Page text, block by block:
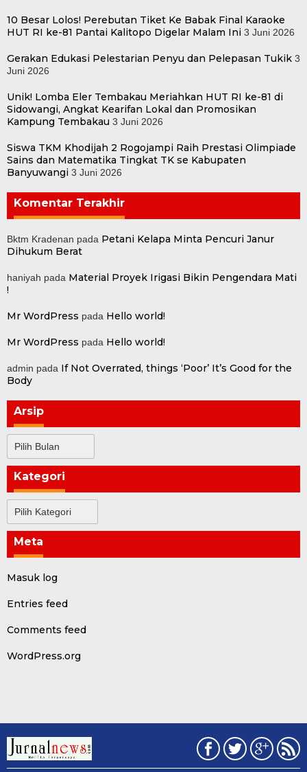
10 Besar Lolos! Perebutan Tiket Ke Babak Final Karaoke
HUT RI ke-81 Pantai Kalitopo Digelar Malam Ini 3 Juni 2026
Gerakan Edukasi Pelestarian Penyu dan Pelepasan Tukik 3
Juni 2026
Unik! Lomba Eler Tembakau Meriahkan HUT RI ke-81 di
Sidowangi, Angkat Kearifan Lokal dan Promosikan
Kampung Tembakau 3 Juni 2026
Siswa TKM Khodijah 2 Rogojampi Raih Prestasi Olimpiade
Sains dan Matematika Tingkat TK se Kabupaten
Banyuwangi 3 Juni 2026
Komentar Terakhir
Bktm Kradenan pada Petani Kelapa Minta Pencuri Janur
Dihukum Berat
haniyah pada Material Proyek Irigasi Bikin Pengendara Mati
!
Mr WordPress pada Hello world!
Mr WordPress pada Hello world!
admin pada If Not Overrated, things ‘Poor’ It’s Good for the
Body
Arsip
Kategori
Meta
Masuk log
Entries feed
Comments feed
WordPress.org